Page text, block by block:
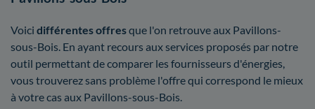
Voici différentes offresque l'on retrouve aux Pavillons-
sous-Bois. En ayant recours aux services proposés par notre
outil permettant de comparer les fournisseurs d'énergies,
vous trouverez sans problème l'offre qui correspond le mieux
à votre cas aux Pavillons-sous-Bois.